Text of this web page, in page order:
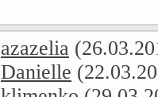
azazelia
Danielle